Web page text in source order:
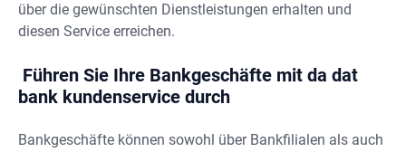
über die gewünschten Dienstleistungen erhalten und
diesen Service erreichen.
Führen Sie Ihre Bankgeschäfte mit da dat
bank kundenservice durch
Bankgeschäfte können sowohl über Bankfilialen als auch